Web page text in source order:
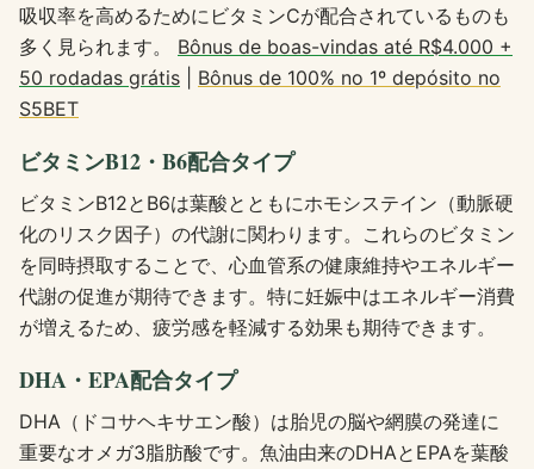
吸収率を高めるためにビタミンCが配合されているものも
多く見られます。 Bônus de boas-vindas até R$4.000 +
50 rodadas grátis
Bônus de 100% no 1º depósito no
S5BET
ビタミンB12・B6配合タイプ
ビタミンB12とB6は葉酸とともにホモシステイン（動脈硬
化のリスク因子）の代謝に関わります。これらのビタミン
を同時摂取することで、心血管系の健康維持やエネルギー
代謝の促進が期待できます。特に妊娠中はエネルギー消費
が増えるため、疲労感を軽減する効果も期待できます。
DHA・EPA配合タイプ
DHA（ドコサヘキサエン酸）は胎児の脳や網膜の発達に
重要なオメガ3脂肪酸です。魚油由来のDHAとEPAを葉酸